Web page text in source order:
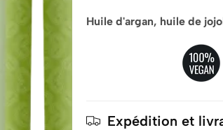
Huile d'argan, huile de
Expédition et